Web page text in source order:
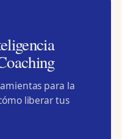
para la
liberar tus